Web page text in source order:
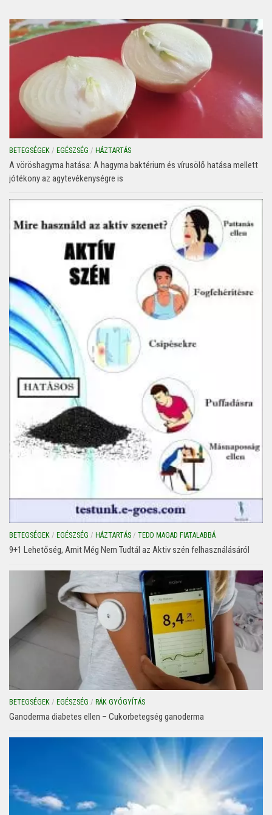
BETEGSÉGEK / EGÉSZSÉG / HÁZTARTÁS
A vöröshagyma hatása: A hagyma baktérium és vírusölő hatása mellett
jótékony az agytevékenységre is
BETEGSÉGEK / EGÉSZSÉG / HÁZTARTÁS / TEDD MAGAD FIATALABBÁ
9+1 Lehetőség, Amit Még Nem Tudtál az Aktiv szén felhasználásáról
BETEGSÉGEK / EGÉSZSÉG / RÁK GYÓGYÍTÁS
Ganoderma diabetes ellen – Cukorbetegség ganoderma